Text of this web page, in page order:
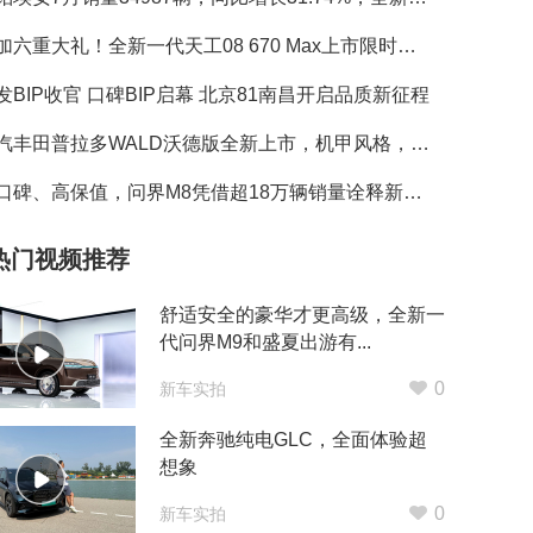
叠加六重大礼！全新一代天工08 670 Max上市限时价17.99万元
BIP收官 口碑BIP启幕 北京81南昌开启品质新征程
一汽丰田普拉多WALD沃德版全新上市，机甲风格，硬核来袭！
好口碑、高保值，问界M8凭借超18万辆销量诠释新豪华标杆
门视频推荐
舒适安全的豪华才更高级，全新一
代问界M9和盛夏出游有...
新车实拍 0
全新奔驰纯电GLC，全面体验超
想象
新车实拍 0